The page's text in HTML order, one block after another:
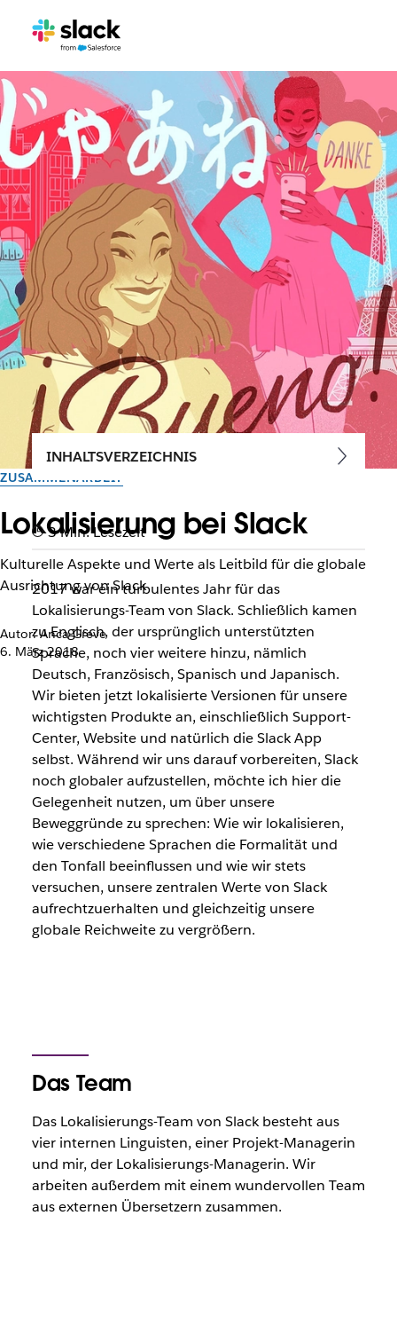
ZUSAMMENARBEIT
Lokalisierung bei Slack
Kulturelle Aspekte und Werte als Leitbild für die globale
Ausrichtung von Slack
Autor: Anca Greve
6. März 2018
INHALTSVERZEICHNIS
3 Min. Lesezeit
2017 war ein turbulentes Jahr für das
Lokalisierungs-Team von Slack. Schließlich kamen
zu Englisch, der ursprünglich unterstützten
Sprache, noch vier weitere hinzu, nämlich
Deutsch, Französisch, Spanisch und Japanisch.
Wir bieten jetzt lokalisierte Versionen für unsere
wichtigsten Produkte an, einschließlich Support-
Center, Website und natürlich die Slack App
selbst. Während wir uns darauf vorbereiten, Slack
noch globaler aufzustellen, möchte ich hier die
Gelegenheit nutzen, um über unsere
Beweggründe zu sprechen: Wie wir lokalisieren,
wie verschiedene Sprachen die Formalität und
den Tonfall beeinflussen und wie wir stets
versuchen, unsere zentralen Werte von Slack
aufrechtzuerhalten und gleichzeitig unsere
globale Reichweite zu vergrößern.
Das Team
Das Lokalisierungs-Team von Slack besteht aus
vier internen Linguisten, einer Projekt-Managerin
und mir, der Lokalisierungs-Managerin. Wir
arbeiten außerdem mit einem wundervollen Team
aus externen Übersetzern zusammen.